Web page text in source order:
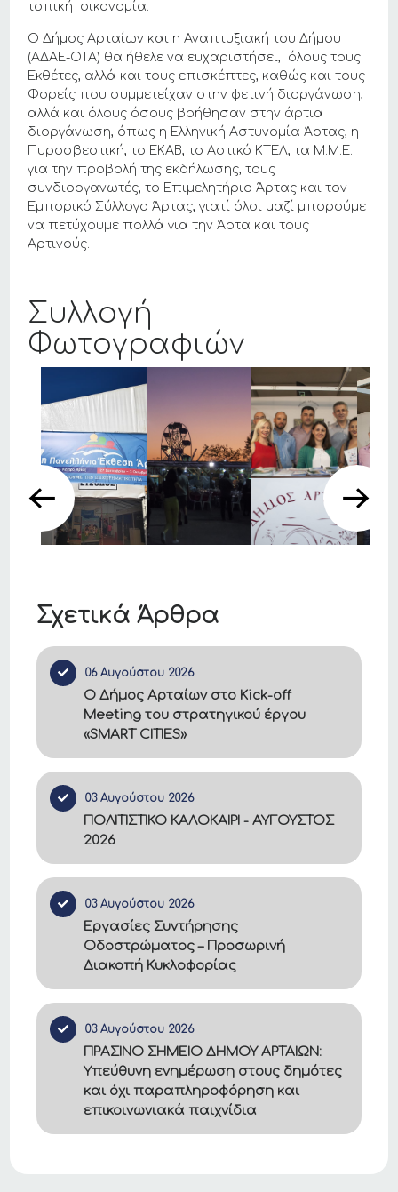
Σχετικά Άρθρα
06 Αυγούστου 2026
Ο Δήμος Αρταίων στο Kick-off
Meeting του στρατηγικού έργου
«SMART CITIES»
03 Αυγούστου 2026
ΠΟΛΙΤΙΣΤΙΚΟ ΚΑΛΟΚΑΙΡΙ - ΑΥΓΟΥΣΤΟΣ
2026
03 Αυγούστου 2026
Εργασίες Συντήρησης
Οδοστρώματος – Προσωρινή
Διακοπή Κυκλοφορίας
03 Αυγούστου 2026
ΠΡΑΣΙΝΟ ΣΗΜΕΙΟ ΔΗΜΟΥ ΑΡΤΑΙΩΝ:
Υπεύθυνη ενημέρωση στους δημότες
και όχι παραπληροφόρηση και
επικοινωνιακά παιχνίδια
τοπική οικονομία.
Ο Δήμος Αρταίων και η Αναπτυξιακή του Δήμου
(ΑΔΑΕ-ΟΤΑ) θα ήθελε να ευχαριστήσει, όλους τους
Εκθέτες, αλλά και τους επισκέπτες, καθώς και τους
Φορείς που συμμετείχαν στην φετινή διοργάνωση,
αλλά και όλους όσους βοήθησαν στην άρτια
διοργάνωση, όπως η Ελληνική Αστυνομία Άρτας, η
Πυροσβεστική, το ΕΚΑΒ, το Αστικό ΚΤΕΛ, τα Μ.Μ.Ε.
για την προβολή της εκδήλωσης, τους
συνδιοργανωτές, το Επιμελητήριο Άρτας και τον
Εμπορικό Σύλλογο Άρτας, γιατί όλοι μαζί μπορούμε
να πετύχουμε πολλά για την Άρτα και τους
Αρτινούς.
Συλλογή
Φωτογραφιών